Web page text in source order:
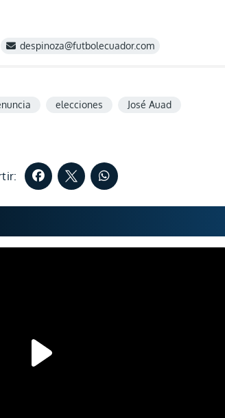
despinoza@futbolecuador.com
elecciones
José Auad